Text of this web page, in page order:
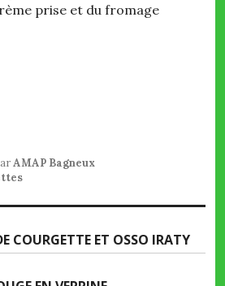
prise et du fromage
AMAP Bagneux
COURGETTE ET OSSO IRATY